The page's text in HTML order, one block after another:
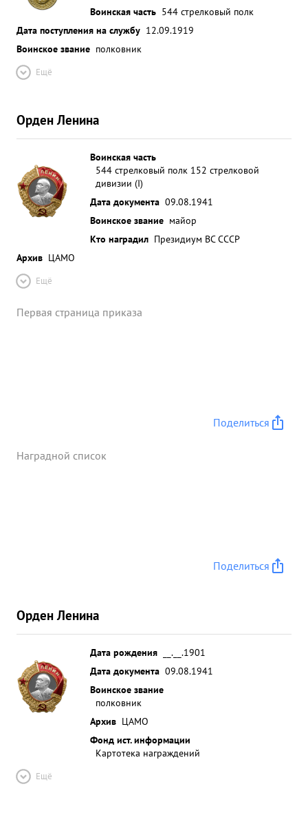
Воинская часть 544 стрелковый полк
Дата поступления на службу 12.09.1919
Воинское звание полковник
Ещё
Орден Ленина
Воинская часть
544 стрелковый полк 152 стрелковой
дивизии (I)
Дата документа 09.08.1941
Воинское звание майор
Кто наградил Президиум ВС СССР
Архив ЦАМО
Ещё
Первая страница приказа
Поделиться
Наградной список
Поделиться
Орден Ленина
Дата рождения
__.__.1901
Дата документа 09.08.1941
Воинское звание
полковник
Архив ЦАМО
Фонд ист. информации
Картотека награждений
Ещё